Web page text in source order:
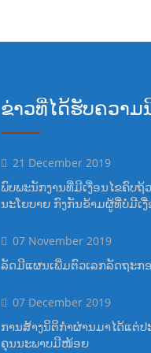
ຂ່າວທີ່ໄດ້ຮັບຄວາມ
21 December 2019
ພົບພະນັກງານທີ່ມີເງື່ອນໄຂຄົບຖ້
ນະໂຍບາຍ ກົງກັນຂ້າມຜູ້ທີ່ບໍ່ມີເ
07 November 2019
ລັດມີແຜນເພີ່ມຕົວເລກລັດຖະກ
07 December 2019
ການສ້າງນິຕິກຳຜ່ານມາໄດ້ແຕ່
ຄຸນນະພາບມີໜ້ອຍ